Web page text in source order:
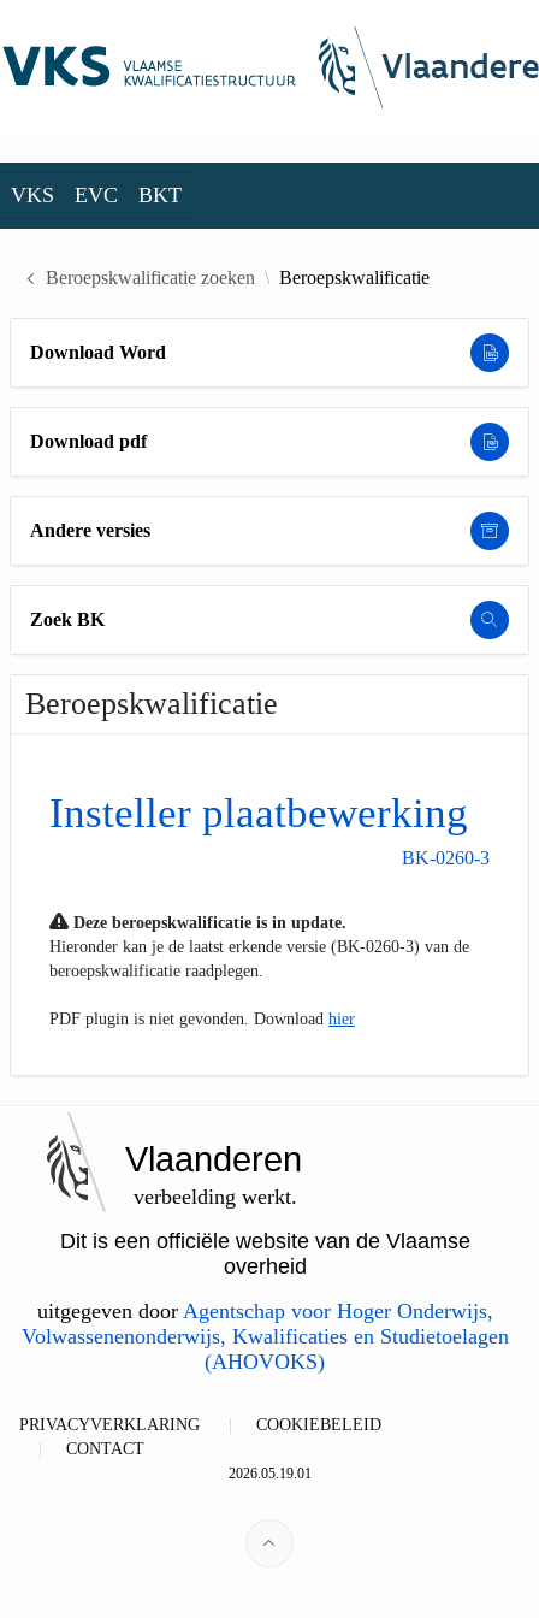
VKS EVC BKT
Beroepskwalificatie zoeken Beroepskwalificatie
Download Word
Download pdf
Andere versies
Zoek BK
Beroepskwalificatie
Insteller plaatbewerking
BK-0260-3
Deze beroepskwalificatie is in update.
Hieronder kan je de laatst erkende versie (BK-0260-3) van de
beroepskwalificatie raadplegen.
PDF plugin is niet gevonden. Download hier
Vlaanderen
verbeelding werkt.
Dit is een officiële website van de Vlaamse
overheid
uitgegeven door Agentschap voor Hoger Onderwijs,
Volwassenenonderwijs, Kwalificaties en Studietoelagen
(AHOVOKS)
PRIVACYVERKLARING
COOKIEBELEID
CONTACT
2026.05.19.01